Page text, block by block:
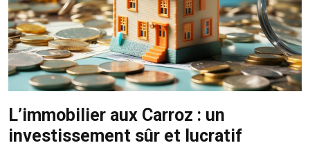
L’immobilier aux Carroz : un
investissement sûr et lucratif